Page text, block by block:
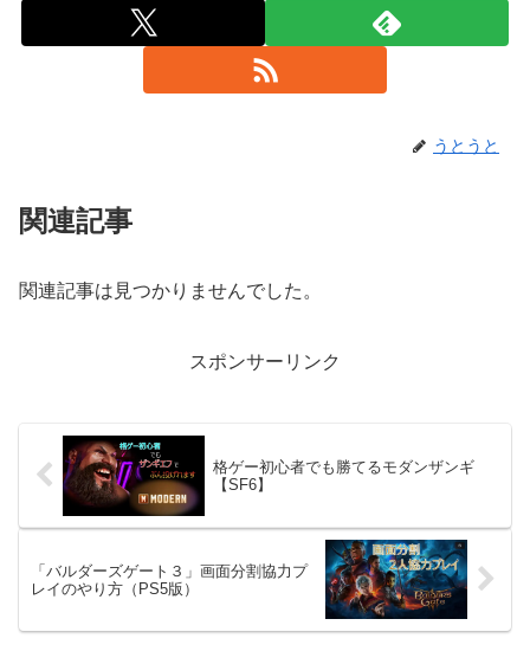
うとうと
関連記事
関連記事は見つかりませんでした。
スポンサーリンク
格ゲー初心者でも勝てるモダンザンギ
【SF6】
「バルダーズゲート３」画面分割協力プ
レイのやり方（PS5版）